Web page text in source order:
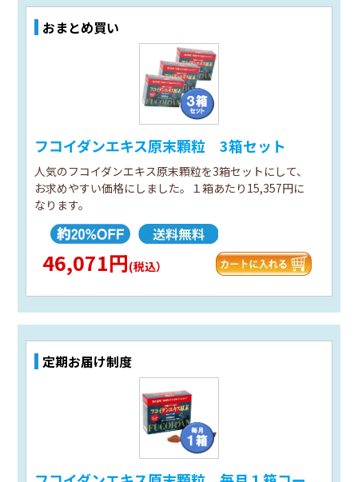
おまとめ買い
フコイダンエキス原末顆粒 3箱セット
人気のフコイダンエキス原末顆粒を3箱セットにして、
お求めやすい価格にしました。１箱あたり15,357円に
なります。
46,071円(税込）
定期お届け制度